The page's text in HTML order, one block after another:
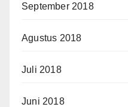
September 2018
Agustus 2018
Juli 2018
Juni 2018